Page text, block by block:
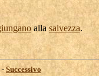
allasalvezza.
- Successivo